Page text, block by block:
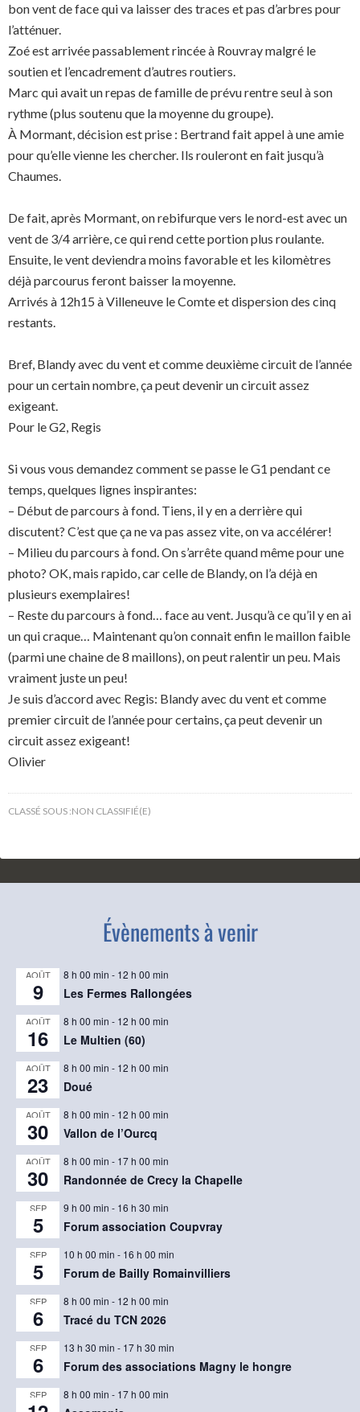
bon vent de face qui va laisser des traces et pas d’arbres pour
l’atténuer.
Zoé est arrivée passablement rincée à Rouvray malgré le
soutien et l’encadrement d’autres routiers.
Marc qui avait un repas de famille de prévu rentre seul à son
rythme (plus soutenu que la moyenne du groupe).
À Mormant, décision est prise : Bertrand fait appel à une amie
pour qu’elle vienne les chercher. Ils rouleront en fait jusqu’à
Chaumes.
De fait, après Mormant, on rebifurque vers le nord-est avec un
vent de 3/4 arrière, ce qui rend cette portion plus roulante.
Ensuite, le vent deviendra moins favorable et les kilomètres
déjà parcourus feront baisser la moyenne.
Arrivés à 12h15 à Villeneuve le Comte et dispersion des cinq
restants.
Bref, Blandy avec du vent et comme deuxième circuit de l’année
pour un certain nombre, ça peut devenir un circuit assez
exigeant.
Pour le G2, Regis
Si vous vous demandez comment se passe le G1 pendant ce
temps, quelques lignes inspirantes:
– Début de parcours à fond. Tiens, il y en a derrière qui
discutent? C’est que ça ne va pas assez vite, on va accélérer!
– Milieu du parcours à fond. On s’arrête quand même pour une
photo? OK, mais rapido, car celle de Blandy, on l’a déjà en
plusieurs exemplaires!
– Reste du parcours à fond… face au vent. Jusqu’à ce qu’il y en ai
un qui craque… Maintenant qu’on connait enfin le maillon faible
(parmi une chaine de 8 maillons), on peut ralentir un peu. Mais
vraiment juste un peu!
Je suis d’accord avec Regis: Blandy avec du vent et comme
premier circuit de l’année pour certains, ça peut devenir un
circuit assez exigeant!
Olivier
CLASSÉ SOUS :NON CLASSIFIÉ(E)
Évènements à venir
AOÛT
9
8 h 00 min - 12 h 00 min
Les Fermes Rallongées
AOÛT
16
8 h 00 min - 12 h 00 min
Le Multien (60)
AOÛT
23
8 h 00 min - 12 h 00 min
Doué
AOÛT
30
8 h 00 min - 12 h 00 min
Vallon de l’Ourcq
AOÛT
30
8 h 00 min - 17 h 00 min
Randonnée de Crecy la Chapelle
SEP
5
9 h 00 min - 16 h 30 min
Forum association Coupvray
SEP
5
10 h 00 min - 16 h 00 min
Forum de Bailly Romainvilliers
SEP
6
8 h 00 min - 12 h 00 min
Tracé du TCN 2026
SEP
6
13 h 30 min - 17 h 30 min
Forum des associations Magny le hongre
SEP 8 h 00 min - 17 h 00 min